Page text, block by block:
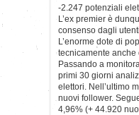
-2.247 potenziali
L’ex premier è
consenso dagli
L’enorme dote di
tecnicamente anche
Passando a
primi 30 giorni
elettori. Nell’ultimo
nuovi follower.
4,96% (+ 44.920